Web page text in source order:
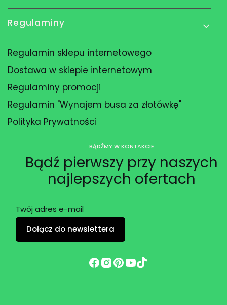
Regulaminy
Regulamin sklepu internetowego
Dostawa w sklepie internetowym
Regulaminy promocji
Regulamin "Wynajem busa za złotówkę"
Polityka Prywatności
BĄDŹMY W KONTAKCIE
Bądź pierwszy przy naszych
najlepszych ofertach
Twój adres e-mail
Dołącz do newslettera